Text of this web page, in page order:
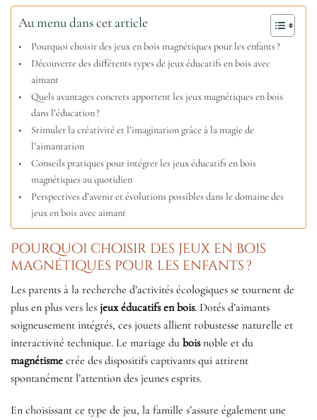
Au menu dans cet article
Pourquoi choisir des jeux en bois magnétiques pour les enfants ?
Découverte des différents types de jeux éducatifs en bois avec
aimant
Quels avantages concrets apportent les jeux magnétiques en bois
dans l’éducation ?
Stimuler la créativité et l’imagination grâce à la magie de
l’aimantation
Conseils pratiques pour intégrer les jeux éducatifs en bois
magnétiques au quotidien
Perspectives d’avenir et évolutions possibles dans le domaine des
jeux en bois avec aimant
Pourquoi choisir des jeux en bois
magnétiques pour les enfants ?
Les parents à la recherche d’activités écologiques se tournent de
plus en plus vers les jeux éducatifs en bois. Dotés d’aimants
soigneusement intégrés, ces jouets allient robustesse naturelle et
interactivité technique. Le mariage du boisnoble et du
magnétisme crée des dispositifs captivants qui attirent
spontanément l’attention des jeunes esprits.
En choisissant ce type de jeu, la famille s’assure également une